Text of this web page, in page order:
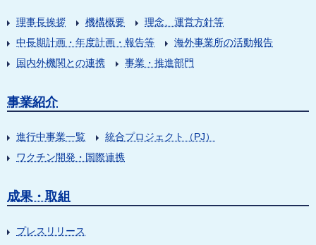
理事長挨拶 機構概要
理念、運営方針等
中長期計画・年度計画・報告等
海外事業所の活動報告
国内外機関との連携
事業・推進部門
事業紹介
進行中事業一覧
統合プロジェクト（PJ）
ワクチン開発・国際連携
成果・取組
プレスリリース